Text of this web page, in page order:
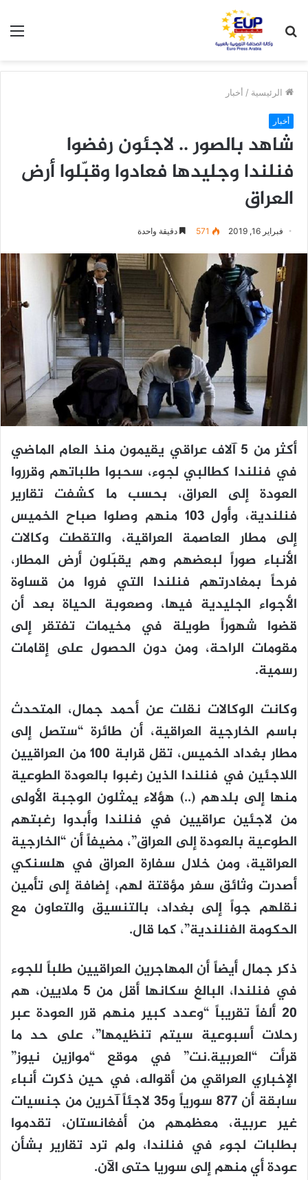
عن
الرئيسية / أخبار
أخبار
شاهد بالصور .. لاجئون رفضوا
فنلندا وجليدها فعادوا وقبّلوا أرض
العراق
فبراير 16, 2019 571 دقيقة واحدة
أكثر من 5 آلاف عراقي يقيمون منذ العام الماضي
في فنلندا كطالبي لجوء، سحبوا طلباتهم وقرروا
العودة إلى العراق، بحسب ما كشفت تقارير
فنلندية، وأول 103 منهم وصلوا صباح الخميس
إلى مطار العاصمة العراقية، والتقطت وكالات
الأنباء صوراً لبعضهم وهم يقبّلون أرض المطار،
فرحاً بمغادرتهم فنلندا التي فروا من قساوة
الأجواء الجليدية فيها، وصعوبة الحياة بعد أن
قضوا شهوراً طويلة في مخيمات تفتقر إلى
مقومات الراحة، ومن دون الحصول على إقامات
رسمية.
وكانت الوكالات نقلت عن أحمد جمال، المتحدث
باسم الخارجية العراقية، أن طائرة “ستصل إلى
مطار بغداد الخميس، تقل قرابة 100 من العراقيين
اللاجئين في فنلندا الذين رغبوا بالعودة الطوعية
منها إلى بلدهم (..) هؤلاء يمثلون الوجبة الأولى
من لاجئين عراقيين في فنلندا وأبدوا رغبتهم
الطوعية بالعودة إلى العراق”، مضيفاً أن “الخارجية
العراقية، ومن خلال سفارة العراق في هلسنكي
أصدرت وثائق سفر مؤقتة لهم، إضافة إلى تأمين
نقلهم جواً إلى بغداد، بالتنسيق والتعاون مع
الحكومة الفنلندية”، كما قال.
ذكر جمال أيضاً أن المهاجرين العراقيين طلباً للجوء
في فنلندا، البالغ سكانها أقل من 5 ملايين، هم
20 ألفاً تقريباً “وعدد كبير منهم قرر العودة عبر
رحلات أسبوعية سيتم تنظيمها”، على حد ما
قرأت “العربية.نت” في موقع “موازين نيوز”
الإخباري العراقي من أقواله، في حين ذكرت أنباء
سابقة أن 877 سورياً و35 لاجئاً آخرين من جنسيات
غير عربية، معظمهم من أفغانستان، تقدموا
بطلبات لجوء في فنلندا، ولم ترد تقارير بشأن
عودة أي منهم إلى سوريا حتى الآن.